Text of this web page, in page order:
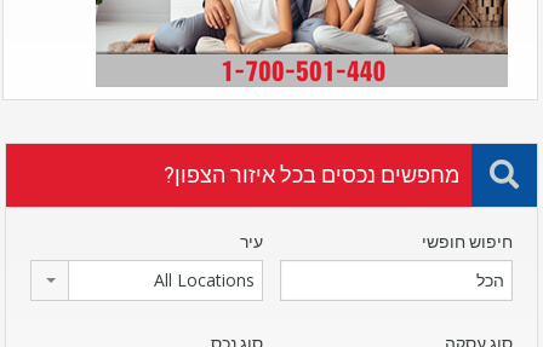
מחפשים נכסים בכל איזור הצפון?
חיפוש חופשי עיר
All Locations